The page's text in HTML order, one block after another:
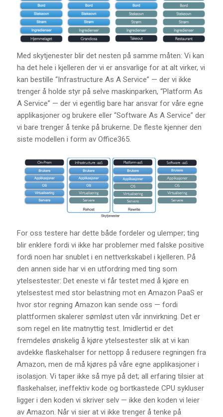
Med skytjenester blir det nesten på samme måten: Vi kan
ha det hele i kjelleren der vi er ansvarlige for at alt virker, vi
kan bestille “Infrastructure As A Service” — der vi ikke
trenger å holde styr på selve maskinparken, “Platform As
A Service” — der vi egentlig bare har ansvar for våre egne
applikasjoner og brukere eller “Software As A Service” der
vi bare trenger å tenke på brukerne. De fleste kjenner den
siste modellen i form av Office365.
For oss testere har dette både fordeler og ulemper; ting
blir enklere fordi vi ikke har problemer med falske positive
fordi noen har snublet i en nettverkskabel i kjelleren. På
den annen side har vi en utfordring med ting som
ytelsestester: Det eneste vi får testet med å kjøre en
ytelsestest med stor belastning mot en Amazon PaaS er
hvor stor regning Amazon kan sende oss — fordi
plattformen skalerer sømløst uten vår innvirkning. Det er
som regel en lite matnyttig test. Imidlertid er det
fremdeles ønskelig å kjøre ytelsestester slik at vi kan
avdekke flaskehalser for nettopp å redusere regningen fra
Amazon, men de må kjøres på våre egne applikasjoner i
isolasjon. Vi taper ikke så mye på det; all erfaring tilsier at
flaskehalser, ineffektiv kode og bortkastede CPU sykluser
ligger i den koden vi skriver selv — ikke den koden vi leier
av Amazon. Når vi sier at vi ikke trenger å tenke på